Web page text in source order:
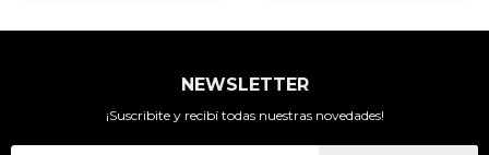
NEWSLETTER
¡Suscribite y recibí todas nuestras novedades!